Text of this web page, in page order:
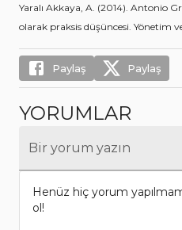
Yaralı Akkaya, A. (2014). Antonio
olarak praksis düşüncesi. Yönetim
Paylaş Paylaş
YORUMLAR
Bir yorum yazın
Henüz hiç yorum
ol!